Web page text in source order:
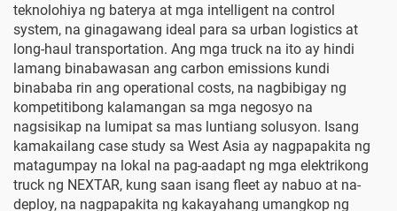
teknolohiya ng baterya at mga intelligent na control
system, na ginagawang ideal para sa urban logistics at
long-haul transportation. Ang mga truck na ito ay hindi
lamang binabawasan ang carbon emissions kundi
binababa rin ang operational costs, na nagbibigay ng
kompetitibong kalamangan sa mga negosyo na
nagsisikap na lumipat sa mas luntiang solusyon. Isang
kamakailang case study sa West Asia ay nagpapakita ng
matagumpay na lokal na pag-aadapt ng mga elektrikong
truck ng NEXTAR, kung saan isang fleet ay nabuo at na-
deploy, na nagpapakita ng kakayahang umangkop ng